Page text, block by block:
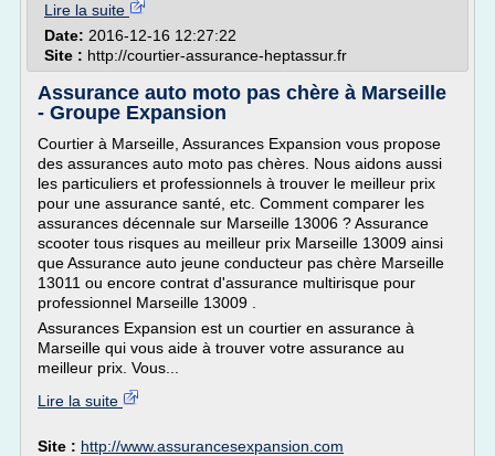
Lire la suite
Date: 2016-12-16 12:27:22
Site : http://courtier-assurance-heptassur.fr
Assurance auto moto pas chère à Marseille
- Groupe Expansion
Courtier à Marseille, Assurances Expansion vous propose
des assurances auto moto pas chères. Nous aidons aussi
les particuliers et professionnels à trouver le meilleur prix
pour une assurance santé, etc. Comment comparer les
assurances décennale sur Marseille 13006 ? Assurance
scooter tous risques au meilleur prix Marseille 13009 ainsi
que Assurance auto jeune conducteur pas chère Marseille
13011 ou encore contrat d'assurance multirisque pour
professionnel Marseille 13009 .
Assurances Expansion est un courtier en assurance à
Marseille qui vous aide à trouver votre assurance au
meilleur prix. Vous...
Lire la suite
Site : http://www.assurancesexpansion.com